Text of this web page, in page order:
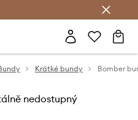
Krátké bundy
nedostupný